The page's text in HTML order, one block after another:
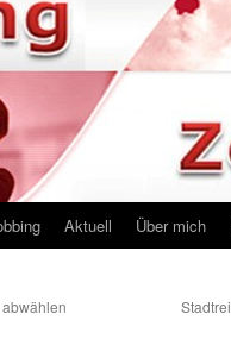
Aktuell Über mich